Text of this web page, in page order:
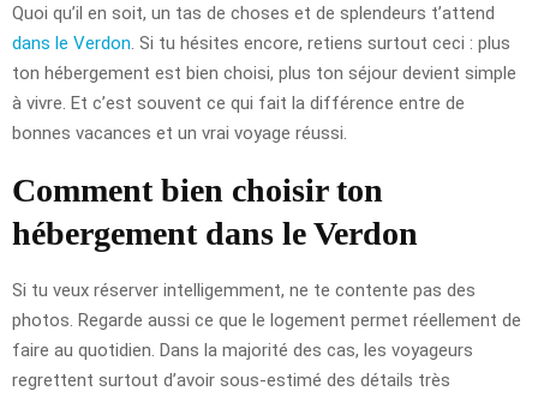
Quoi qu’il en soit, un tas de choses et de splendeurs t’attend
dans le Verdon . Si tu hésites encore, retiens surtout ceci : plus
ton hébergement est bien choisi, plus ton séjour devient simple
à vivre. Et c’est souvent ce qui fait la différence entre de
bonnes vacances et un vrai voyage réussi.
Comment bien choisir ton
hébergement dans le Verdon
Si tu veux réserver intelligemment, ne te contente pas des
photos. Regarde aussi ce que le logement permet réellement de
faire au quotidien. Dans la majorité des cas, les voyageurs
regrettent surtout d’avoir sous-estimé des détails très